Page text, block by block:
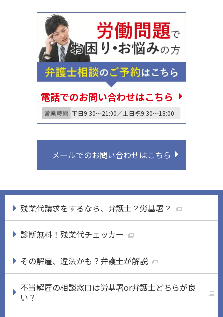
電話でのお問い合わせはこちら
平日9:30〜21:00／土日祝9:30〜18:00
メールでのお問い合わせはこちら
残業代請求をするなら、弁護士？労基署？
診断無料！残業代チェッカー
その解雇、違法かも？弁護士が解説
不当解雇の相談窓口は労基署or弁護士どちらが良
い？